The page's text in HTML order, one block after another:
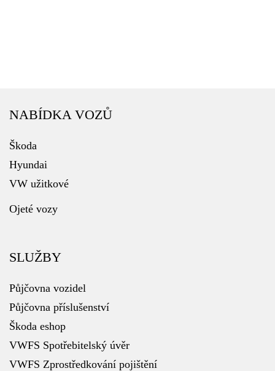
NABÍDKA VOZŮ
Škoda
Hyundai
VW užitkové
Ojeté vozy
SLUŽBY
Půjčovna vozidel
Půjčovna příslušenství
Škoda eshop
VWFS Spotřebitelský úvěr
VWFS Zprostředkování pojištění